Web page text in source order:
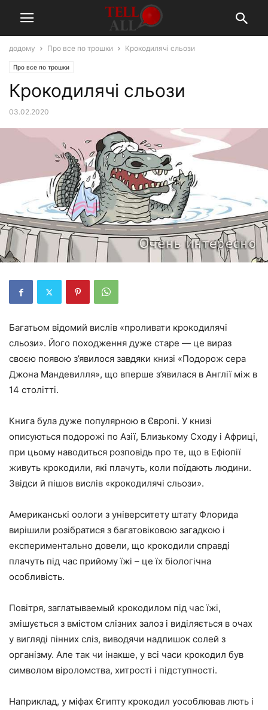
додому Про все по трошки Крокодилячі сльози
Про все по трошки
Крокодилячі сльози
03.02.2020
Багатьом відомий вислів «проливати крокодилячі
сльози». Його походження дуже старе — це вираз
своєю появою з’явилося завдяки книзі «Подорож сера
Джона Мандевилля», що вперше з’явилася в Англії між в
14 столітті.
Книга була дуже популярною в Європі. У книзі
описуються подорожі по Азії, Близькому Сходу і Африці,
при цьому наводиться розповідь про те, що в Ефіопії
живуть крокодили, які плачуть, коли поїдають людини.
Звідси й пішов вислів «крокодилячі сльози».
Американські оологи з університету штату Флорида
вирішили розібратися з багатовіковою загадкою і
експериментально довели, що крокодили справді
плачуть під час прийому їжі – це їх біологічна
особливість.
Повітря, заглатываемый крокодилом під час їжі,
змішується з вмістом слізних залоз і виділяється в очах
у вигляді пінних сліз, виводячи надлишок солей з
організму. Але так чи інакше, у всі часи крокодил був
символом віроломства, хитрості і підступності.
Наприклад, у міфах Єгипту крокодил уособлював лють і